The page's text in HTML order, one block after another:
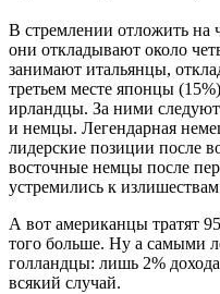
В стремлении отложить на
они откладывают около
занимают итальянцы,
третьем месте японцы
ирландцы. За ними
и немцы. Легендарная
лидерские позиции после
восточные немцы после
устремились к
А вот американцы тратят
того больше. Ну а самыми
голландцы: лишь 2%
всякий случай.